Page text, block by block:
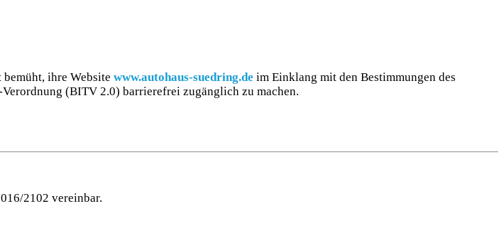
bemüht, ihre Website www.autohaus-suedring.de im Einklang mit den Bestimmungen des
(BITV 2.0) barrierefrei zugänglich zu machen.
2102 vereinbar.